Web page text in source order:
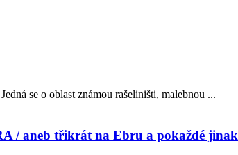
se o oblast známou rašeliništi, malebnou ...
/ aneb třikrát na Ebru a pokaždé jinak